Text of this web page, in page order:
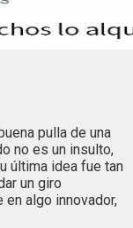
pulla de una
no es un insulto,
última idea fue tan
un giro
algo innovador,